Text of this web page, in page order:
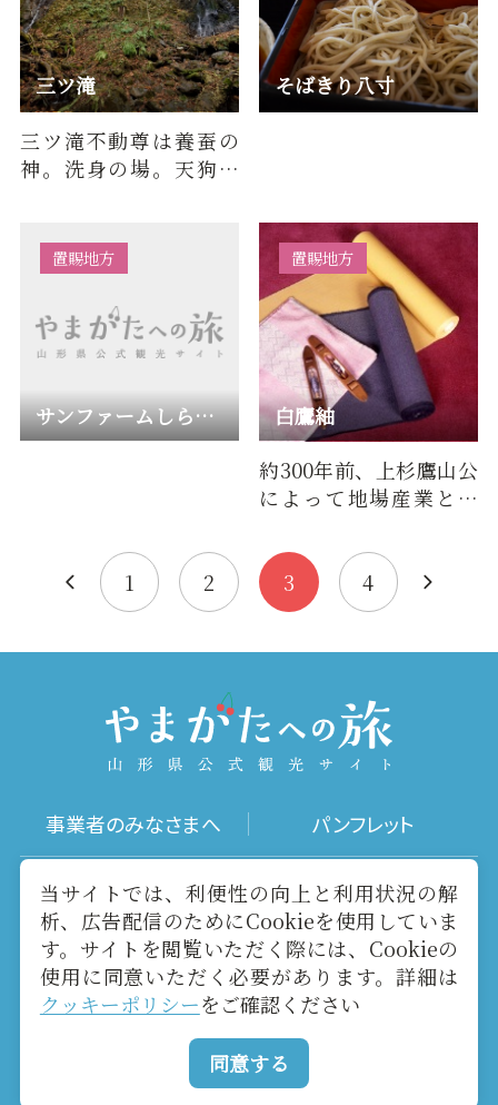
三ツ滝
三ツ滝不動尊は養蚕の
神。洗身の場。天狗が
川に懸か…
そばきり八寸
サンファームしらたか
置賜地方
白鷹紬
置賜地方
約300年前、上杉鷹山公
によって地場産業とし
締めによる絣の染付と
ひと幅…
1 2 3 4
事業者のみなさまへ パンフレット
写真ダウンロード 動画ギャラリー
お役立ちリンク 当サイトについて
メールマガジン お問い合わせ
Copyright yamagatakanko.com 2020-2026 All Rights
当サイトでは、利便性の向上と利用状況の解
析、広告配信のためにCookieを使用していま
す。サイトを閲覧いただく際には、Cookieの
使用に同意いただく必要があります。詳細は
クッキーポリシーをご確認ください
同意する